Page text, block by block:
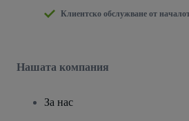
Клиентско обслужване от
Нашата компания
За нас